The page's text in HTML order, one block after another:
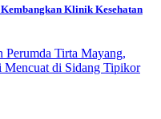
Klinik Kesehatan